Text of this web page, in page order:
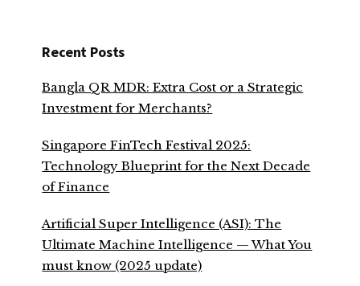
Recent Posts
Bangla QR MDR: Extra Cost or a Strategic
Investment for Merchants?
Singapore FinTech Festival 2025:
Technology Blueprint for the Next Decade
of Finance
Artificial Super Intelligence (ASI): The
Ultimate Machine Intelligence — What You
must know (2025 update)